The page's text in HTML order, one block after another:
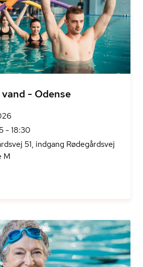
- Odense
- 18:30
51, indgang Rødegårdsvej
M